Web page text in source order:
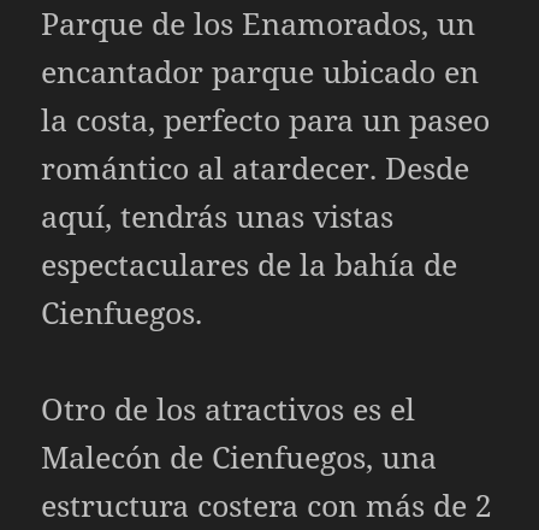
Parque de los Enamorados, un
encantador parque ubicado en
la costa, perfecto para un paseo
romántico al atardecer. Desde
aquí, tendrás unas vistas
espectaculares de la bahía de
Cienfuegos.
Otro de los atractivos es el
Malecón de Cienfuegos, una
estructura costera con más de 2